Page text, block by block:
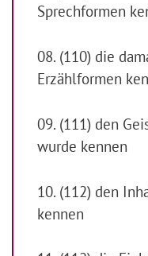
Sprechformen
08. (110) die
Erzählformen
09. (111) den
wurde kennen
10. (112) den
kennen